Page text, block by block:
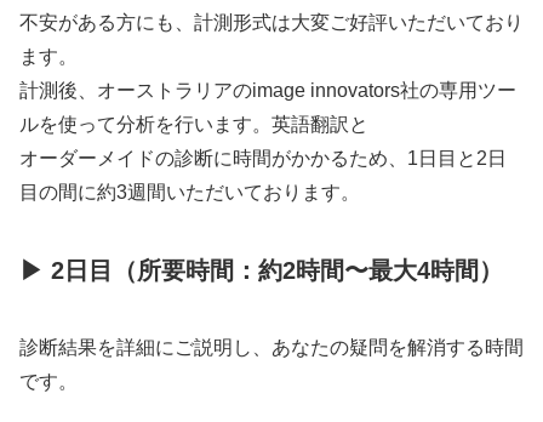
不安がある方にも、計測形式は大変ご好評いただいており
ます。
計測後、オーストラリアのimage innovators社の専用ツー
ルを使って分析を行います。英語翻訳と
オーダーメイドの診断に時間がかかるため、1日目と2日
目の間に約3週間いただいております。
▶ 2日目（所要時間：約2時間〜最大4時間）
診断結果を詳細にご説明し、あなたの疑問を解消する時間
です。